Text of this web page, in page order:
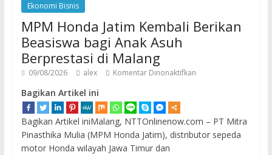
Ekonomi Bisnis
MPM Honda Jatim Kembali Berikan
Beasiswa bagi Anak Asuh
Berprestasi di Malang
09/08/2026 alex Komentar Dinonaktifkan
Bagikan Artikel ini
Bagikan Artikel iniMalang, NTTOnlinenow.com – PT Mitra
Pinasthika Mulia (MPM Honda Jatim), distributor sepeda
motor Honda wilayah Jawa Timur dan